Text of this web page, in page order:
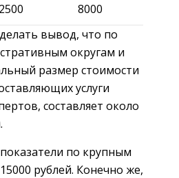
2500
8000
вывод, что по
округам и
размер стоимости
услуги
составляет около
по крупным
рублей. Конечно же,